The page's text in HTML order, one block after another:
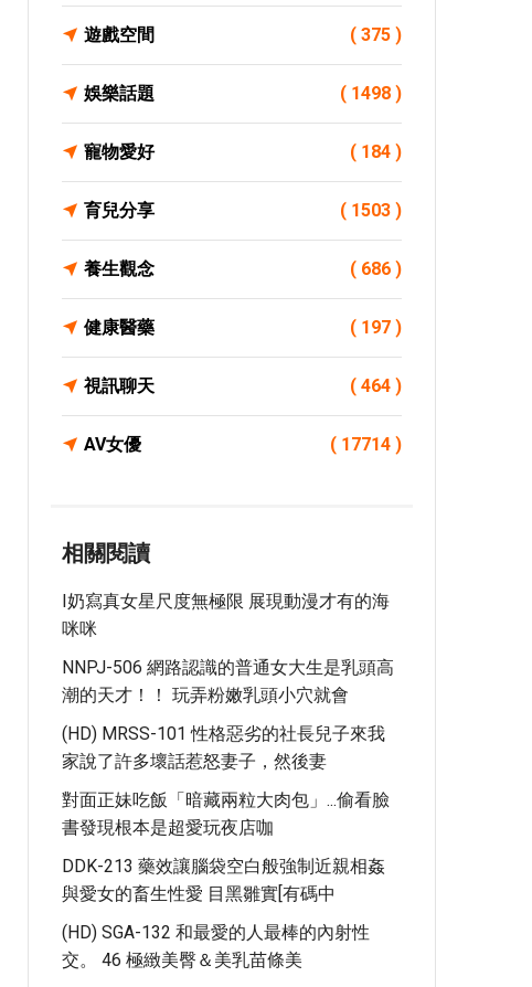
遊戲空間 ( 375 )
娛樂話題 ( 1498 )
寵物愛好 ( 184 )
育兒分享 ( 1503 )
養生觀念 ( 686 )
健康醫藥 ( 197 )
視訊聊天 ( 464 )
AV女優 ( 17714 )
相關閱讀
I奶寫真女星尺度無極限 展現動漫才有的海
咪咪
NNPJ-506 網路認識的普通女大生是乳頭高
潮的天才！！ 玩弄粉嫩乳頭小穴就會
(HD) MRSS-101 性格惡劣的社長兒子來我
家說了許多壞話惹怒妻子，然後妻
對面正妹吃飯「暗藏兩粒大肉包」...偷看臉
書發現根本是超愛玩夜店咖
DDK-213 藥效讓腦袋空白般強制近親相姦
與愛女的畜生性愛 目黑雛實[有碼中
(HD) SGA-132 和最愛的人最棒的內射性
交。 46 極緻美臀＆美乳苗條美